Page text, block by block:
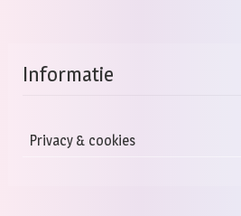
Informatie
Privacy & cookies